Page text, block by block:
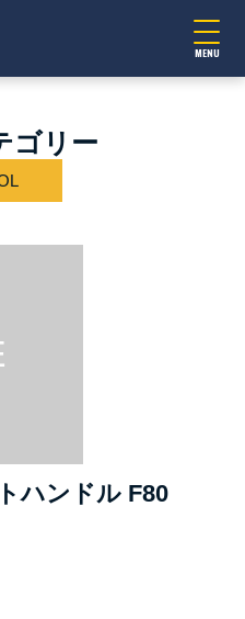
MENU
ゴリー
ハンドル F80